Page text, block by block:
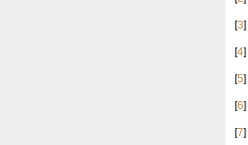
[3]
[4]
[5]
[6]
[7]